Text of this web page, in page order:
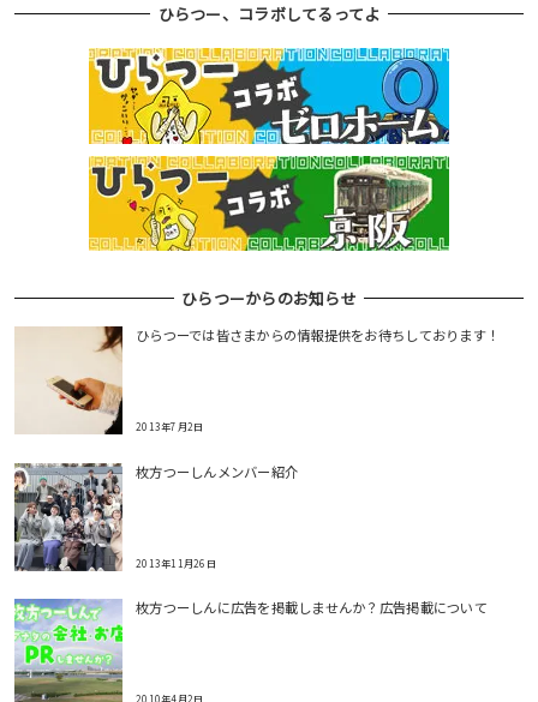
ひらつー、コラボしてるってよ
ひらつーからのお知らせ
ひらつーでは皆さまからの情報提供をお待ちしております！
2013年7月2日
枚方つーしんメンバー紹介
2013年11月26日
枚方つーしんに広告を掲載しませんか？広告掲載について
2010年4月2日